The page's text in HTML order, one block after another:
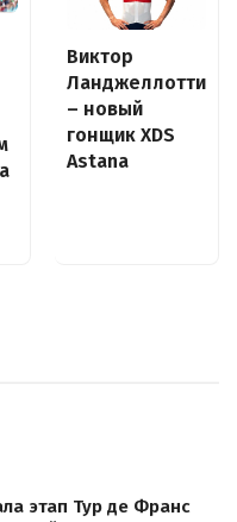
Виктор
Ланджеллотти
– новый
гонщик XDS
Astana
этап Тур де Франс